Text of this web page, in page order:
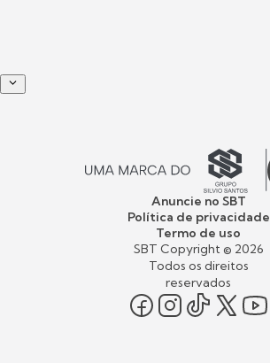
Anuncie no SBT
Política de privacidade
Termo de uso
SBT Copyright © 2026
Todos os direitos
reservados